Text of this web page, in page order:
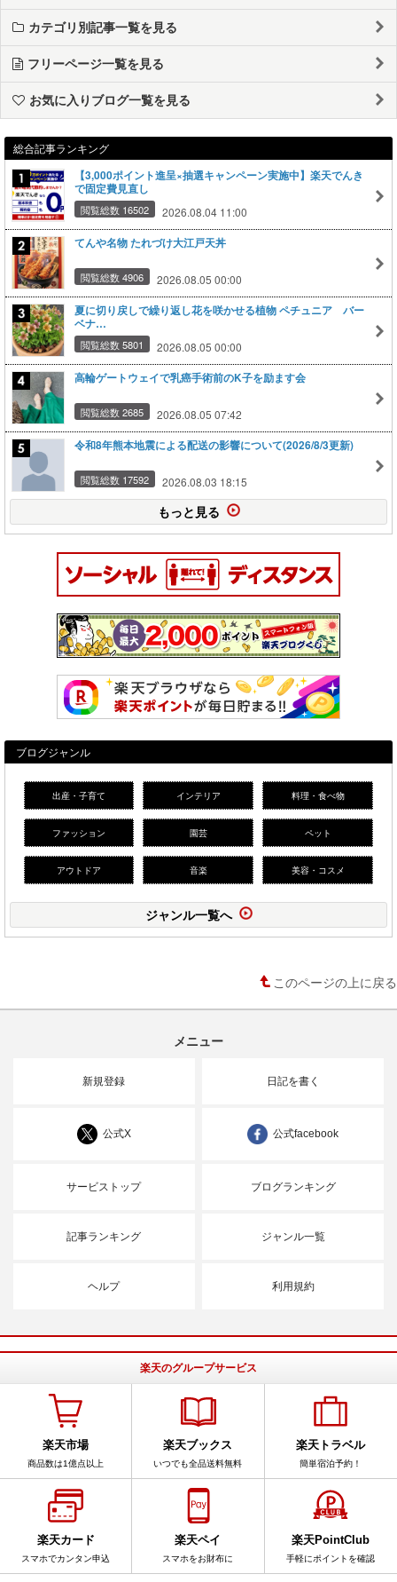
カテゴリ別記事一覧を見る
フリーページ一覧を見る
お気に入りブログ一覧を見る
総合記事ランキング
【3,000ポイント進呈×抽選キャンペーン実施中】楽天でんき
で固定費見直し
閲覧総数 16502 2026.08.04 11:00
てんや名物 たれづけ大江戸天丼
閲覧総数 4906 2026.08.05 00:00
夏に切り戻しで繰り返し花を咲かせる植物 ペチュニア バー
ベナ…
閲覧総数 5801 2026.08.05 00:00
高輪ゲートウェイで乳癌手術前のK子を励ます会
閲覧総数 2685 2026.08.05 07:42
令和8年熊本地震による配送の影響について(2026/8/3更新)
閲覧総数 17592 2026.08.03 18:15
もっと見る
ブログジャンル
出産・子育て インテリア 料理・食べ物
ファッション 園芸 ペット
アウトドア 音楽 美容・コスメ
ジャンル一覧へ
このページの上に戻る
メニュー
新規登録 日記を書く
公式X 公式facebook
サービストップ ブログランキング
記事ランキング ジャンル一覧
ヘルプ 利用規約
楽天のグループサービス
楽天市場
商品数は1億点以上
楽天ブックス
いつでも全品送料無料
楽天トラベル
簡単宿泊予約！
楽天カード
スマホでカンタン申込
楽天ペイ
スマホをお財布に
楽天PointClub
手軽にポイントを確認